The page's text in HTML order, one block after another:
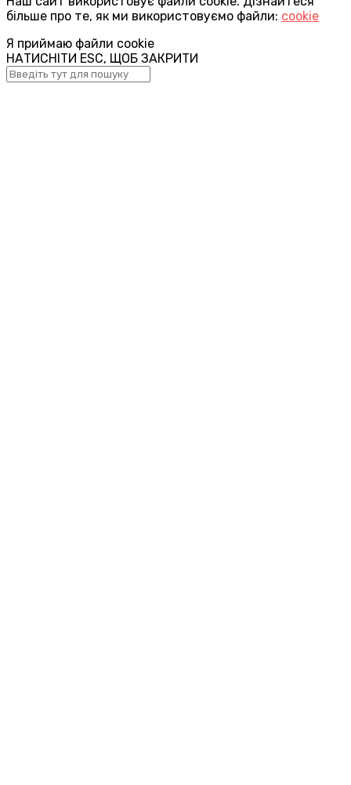
більше про те, як ми використовуємо файли: cookie
Я приймаю файли cookie
НАТИСНІТИ ESC, ЩОБ ЗАКРИТИ